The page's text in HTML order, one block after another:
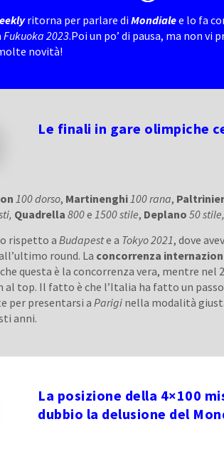
ritorna per parlare diMondialee lo fa
Fukuoka 2023.Poi un po’ di pausa, ma non vi
novità!
Le finali in gare olimpiche
100 dorso, Martinenghi 100 rana,
Quadrella 800e 1500stile, Deplano 50 stile,
rispetto aBudapeste a Tokyo2021, dove
round. La concorrenza
questa è la concorrenza vera, mentre nel
al top. Il fatto è che l’Italia ha fatto un
per presentarsi aParigi nella modalità
anni.
La posizione della 4×100
dubbio la delusione del